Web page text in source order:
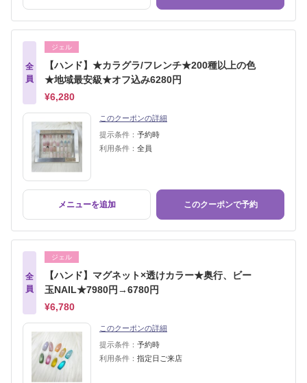
全
員
ジェル
【ハンド】★カラグラ/フレンチ★200種以上の色
★地域最安級★オフ込み6280円
¥6,280
このクーポンの詳細
提示条件： 予約時
利用条件： 全員
メニューを追加 このクーポンで予約
全
員
ジェル
【ハンド】マグネット×透けカラー★奥行、ビー
玉NAIL★7980円→6780円
¥6,780
このクーポンの詳細
提示条件： 予約時
利用条件： 指定日ご来店